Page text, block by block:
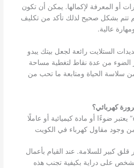
أو المعرفة لإكمالها. يمكن أن تكون
لم تتم بشكل صحيح لذلك تأكد من تكليف
عالية.
الستلايت رائعة لجعل بيتك يبدو
الضوء من عدة نقاط لتغطية مساحة
سلاسة الحياة ومتابعة ما تحب من
كهربائي؟
ضوءًا أو مادة كيميائية أو عاملًا
من وجود مقاول كهرباء في الكويت
قلق كبير للسلامة. عند القيام بأعمال
على دراية بكيفية تجنب هذه